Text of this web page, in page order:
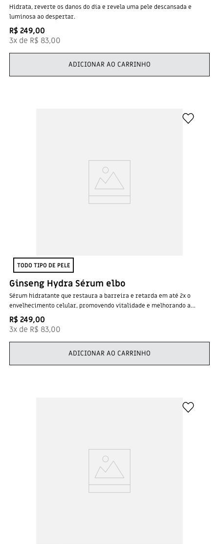
Hidrata, reverte os danos do dia e revela uma pele descansada e
luminosa ao despertar.
R$ 249,00
3x de R$ 83,00
ADICIONAR AO CARRINHO
TODO TIPO DE PELE
Ginseng Hydra Sérum elbo
Sérum hidratante que restaura a barreira e retarda em até 2x o
envelhecimento celular, promovendo vitalidade e melhorando a
resiliência da pele contra o estresse diário.
R$ 249,00
3x de R$ 83,00
ADICIONAR AO CARRINHO